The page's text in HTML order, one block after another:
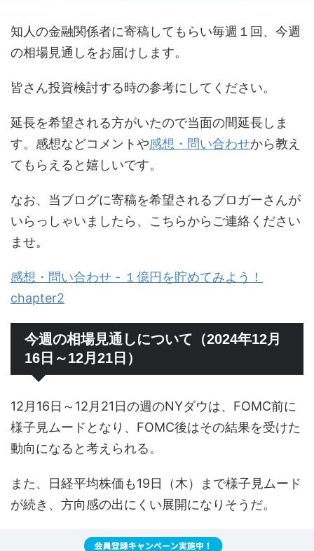
知人の金融関係者に寄稿してもらい毎週１回、今週
の相場見通しをお届けします。
皆さん投資検討する時の参考にしてください。
延長を希望される方がいたので当面の間延長しま
す。感想などコメントや感想・問い合わせから教え
てもらえると嬉しいです。
なお、当ブログに寄稿を希望されるブロガーさんが
いらっしゃいましたら、こちらからご連絡ください
ませ。
感想・問い合わせ - １億円を貯めてみよう！
chapter2
今週の相場見通しについて（2024年12月
16日～12月21日）
12月16日～12月21日の週のNYダウは、FOMC前に
様子見ムードとなり、FOMC後はその結果を受けた
動向になると考えられる。
また、日経平均株価も19日（木）まで様子見ムード
が続き、方向感の出にくい展開になりそうだ。